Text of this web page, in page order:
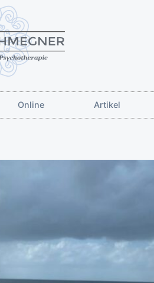
Online Artikel